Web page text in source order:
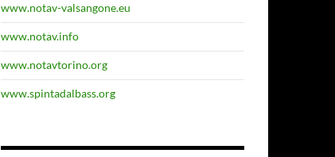
www.notav-valsangone.eu
www.notav.info
www.notavtorino.org
www.spintadalbass.org